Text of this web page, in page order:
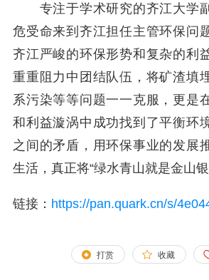
专注于学术研究的齐江大学
危受命来到齐江担任主管环保问
齐江严峻的环保形势和复杂的利
重重阻力中团 结队伍，将矿渣填埋
系污染等等问题一一克服，更是
和利 益漩涡中成功找到了平衡环
之间的矛盾，用环保事业的发展
生活，真正将“绿水青山就是金山
链接： https://pan.quark.cn/s/
打赏 收藏